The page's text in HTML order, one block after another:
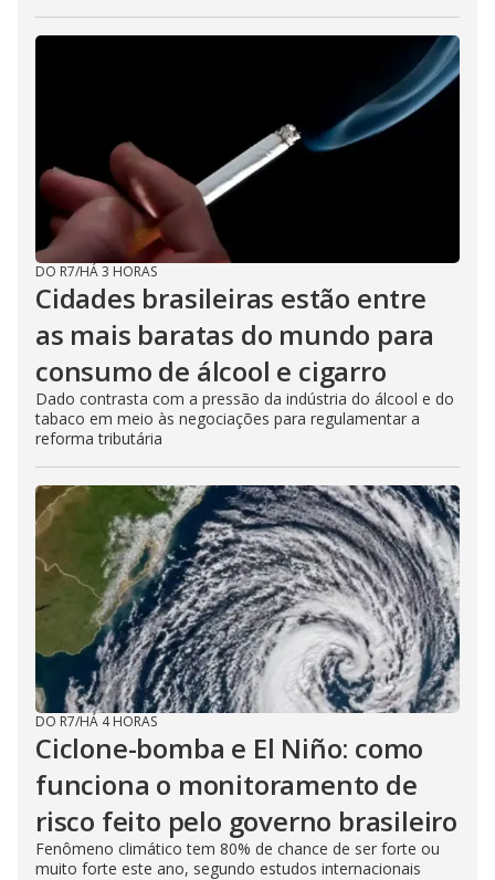
DO R7/HÁ 3 HORAS
Cidades brasileiras estão entre
as mais baratas do mundo para
consumo de álcool e cigarro
Dado contrasta com a pressão da indústria do álcool e do
tabaco em meio às negociações para regulamentar a
reforma tributária
DO R7/HÁ 4 HORAS
Ciclone-bomba e El Niño: como
funciona o monitoramento de
risco feito pelo governo brasileiro
Fenômeno climático tem 80% de chance de ser forte ou
muito forte este ano, segundo estudos internacionais